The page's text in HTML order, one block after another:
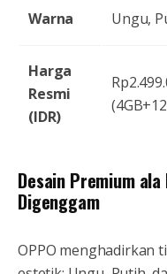
Warna Ungu,
Harga
Resmi
(IDR)
Desain Premium
Digenggam
OPPO menghadirkan